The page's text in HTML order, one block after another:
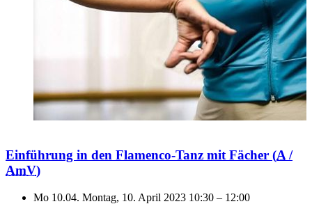
Einführung in den Flamenco-Tanz mit Fächer (A /
AmV)
Mo 10.04. Montag, 10. April 2023 10:30 – 12:00